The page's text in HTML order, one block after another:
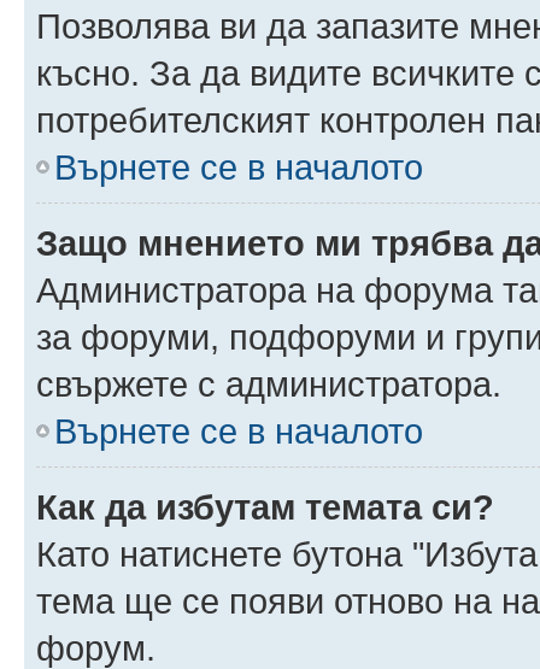
Позволява ви да запазите
късно. За да видите всичките
потребителският контролен
Върнете се в началото
Защо мнението ми трябва
Администратора на форума
за форуми, подфоруми и
свържете с администратора.
Върнете се в началото
Как да избутам темата си?
Като натиснете бутона
тема ще се появи отново на
форум.